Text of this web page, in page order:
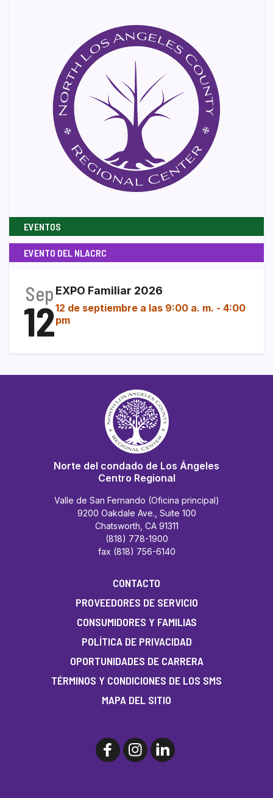
EVENTOS
EVENTO DEL NLACRC
Sep
12
EXPO Familiar 2026
12 de septiembre a las 9:00 a. m. - 4:00
pm
Norte del condado de Los Ángeles
Centro Regional
Valle de San Fernando (Oficina principal)
9200 Oakdale Ave., Suite 100
Chatsworth, CA 91311
(818) 778-1900
fax (818) 756-6140
CONTACTO
PROVEEDORES DE SERVICIO
CONSUMIDORES Y FAMILIAS
POLÍTICA DE PRIVACIDAD
OPORTUNIDADES DE CARRERA
TÉRMINOS Y CONDICIONES DE LOS SMS
MAPA DEL SITIO